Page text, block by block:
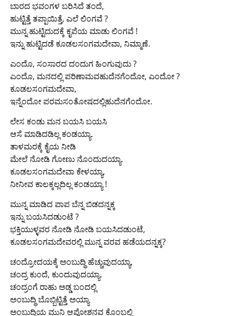
ಬಾರದ ಭವಂಗಳ ಬರಿಸಿದೆ ತಂದೆ,
ಹುಟ್ಟಿತ್ತೆ ತಪ್ಪಾಯಿತ್ತೆ, ಎಲೆ ಲಿಂಗವೆ ?
ಮುನ್ನ ಹುಟ್ಟಿದುದಕ್ಕೆ ಕೃಪೆಯ ಮಾಡು ಲಿಂಗವೆ !
ಇನ್ನು ಹುಟ್ಟಿದಡೆ ಕೂಡಲಸಂಗಮದೇವಾ, ನಿಮ್ಮಾಣೆ.
ಎಂದೊ, ಸಂಸಾರದ ದಂದುಗ ಹಿಂಗುವುದು ?
ಎಂದೊ, ಮನದಲ್ಲಿ ಪರಿಣಾಮವಹುದೆನಗೆಂದೋ, ಎಂದೋ ?
ಕೂಡಲಸಂಗಮದೇವಾ,
ಇನ್ನೆಂದೋ ಪರಮಸಂತೋಷದಲ್ಲಿಹುದೆನಗೆಂದೋ.
ಲೇಸ ಕಂಡು ಮನ ಬಯಸಿ ಬಯಸಿ
ಆಸೆ ಮಾಡಿದಡಿಲ್ಲ ಕಂಡಯ್ಯಾ.
ತಾಳಮರಕ್ಕೆ ಕೈಯ ನೀಡಿ
ಮೇಲೆ ನೋಡಿ ಗೋಣು ನೊಂದುದಯ್ಯಾ.
ಕೂಡಲಸಂಗಮದೇವಾ ಕೇಳಯ್ಯಾ,
ನೀನೀವ ಕಾಲಕ್ಕಲ್ಲದಿಲ್ಲ ಕಂಡಯ್ಯಾ !
ಮುನ್ನ ಮಾಡಿದ ಪಾಪ ಬೆನ್ನ ಬಿಡದನ್ನಕ್ಕ
ಇನ್ನು ಬಯಸಿದಡುಂಟೆ ?
ಭಕ್ತಿಯುಳ್ಳವರ ನೋಡಿ ನೋಡಿ ಬಯಸಿದಡುಂಟೆ,
ಕೂಡಲಸಂಗಮದೇವರಲ್ಲಿ ಮುನ್ನ ವರವ ಹಡೆಯದನ್ನಕ್ಕ?
ಚಂದ್ರೋದಯಕ್ಕೆ ಅಂಬುದ್ಥಿ ಹೆಚ್ಚುವುದಯ್ಯಾ,
ಚಂದ್ರ ಕುಂದೆ, ಕುಂದುವುದಯ್ಯಾ.
ಚಂದ್ರಂಗೆ ರಾಹು ಅಡ್ಡ ಬಂದಲ್ಲಿ
ಅಂಬುದ್ಥಿ ಬೊಬ್ಬಿಟ್ಟಿತ್ತೆ ಅಯ್ಯಾ
ಅಂಬುದ್ಥಿಯ ಮುನಿ ಆಪೋಶನವ ಕೊಂಬಲ್ಲಿ